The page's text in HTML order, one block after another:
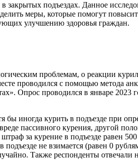
закрытых подъездах. Данное
меры, которые помогут
улучшению здоровья граждан.
проблемам, о реакции
проводился с помощью метода
Опрос проводился в январе 2023
бы иногда курить в подъезде при
пассивного курения, другой
за курение в подъезде равен
не взимается (равен 0
Также респонденты отвечали